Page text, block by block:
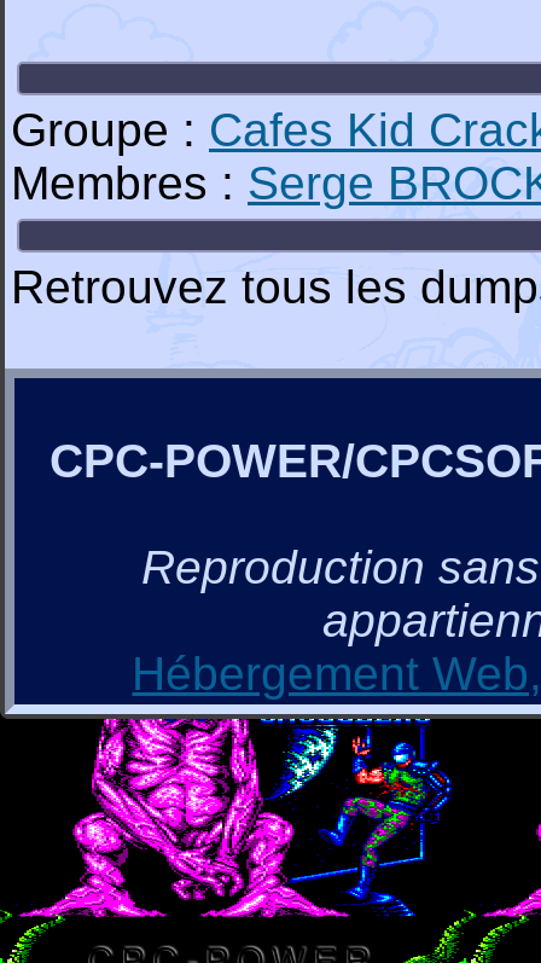
Groupe : Cafes Kid
Membres : Serge
Retrouvez tous les
CPC-POWER/
Reproduction
Hébergement